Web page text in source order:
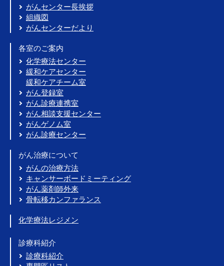
がんセンター長挨拶
組織図
がんセンターだより
各室のご案内
化学療法センター
緩和ケアセンター
緩和ケアチーム室
がん登録室
がん診療連携室
がん相談支援センター
がんゲノム室
がん診療センター
がん治療について
がんの治療方法
キャンサーボードミーティング
がん薬剤師外来
骨転移カンファランス
化学療法レジメン
診療科紹介
診療科紹介